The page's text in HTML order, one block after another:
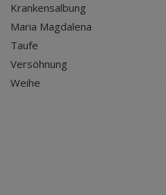
Krankensalbung
Maria Magdalena
Taufe
Versöhnung
Weihe